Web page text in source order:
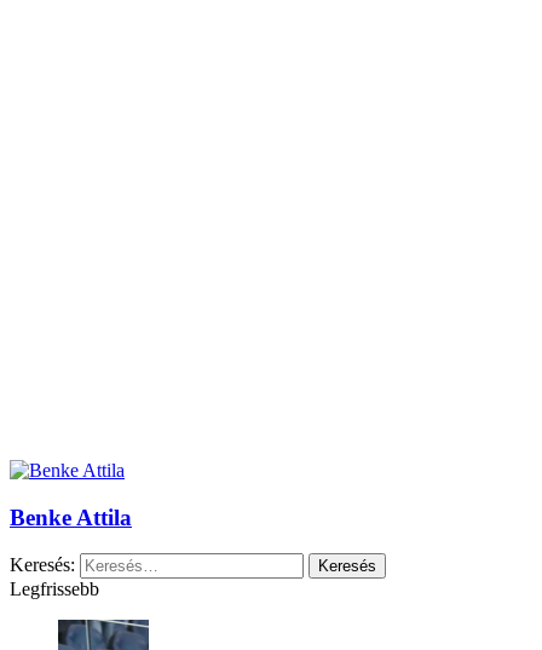
Benke Attila
Keresés:
Legfrissebb